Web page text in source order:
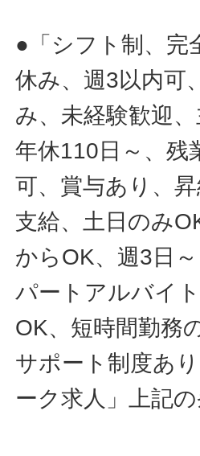
●「シフト制、完
休み、週3以内可
み、未経験歓迎
年休110日～、残
可、賞与あり、
支給、土日のみ
からOK、週3日
パートアルバイ
OK、短時間勤務
サポート制度あ
ーク求人」上記